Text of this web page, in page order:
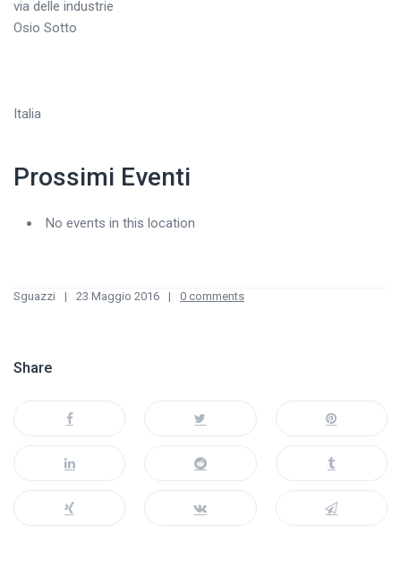
via delle industrie
Osio Sotto
Italia
Prossimi Eventi
No events in this location
Sguazzi 23 Maggio 2016 0 comments
Share